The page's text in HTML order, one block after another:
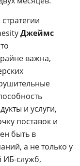
Джеймс
важна,
и услуги,
поставок и
быть в
а не только у
ИБ-служб,